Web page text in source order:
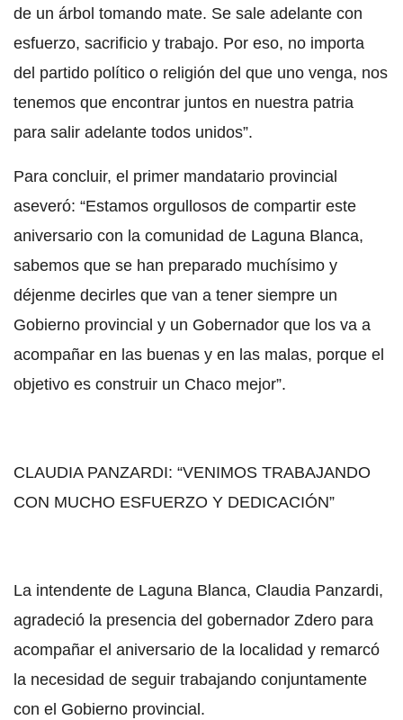
de un árbol tomando mate. Se sale adelante con
esfuerzo, sacrificio y trabajo. Por eso, no importa
del partido político o religión del que uno venga, nos
tenemos que encontrar juntos en nuestra patria
para salir adelante todos unidos”.
Para concluir, el primer mandatario provincial
aseveró: “Estamos orgullosos de compartir este
aniversario con la comunidad de Laguna Blanca,
sabemos que se han preparado muchísimo y
déjenme decirles que van a tener siempre un
Gobierno provincial y un Gobernador que los va a
acompañar en las buenas y en las malas, porque el
objetivo es construir un Chaco mejor”.
CLAUDIA PANZARDI: “VENIMOS TRABAJANDO
CON MUCHO ESFUERZO Y DEDICACIÓN”
La intendente de Laguna Blanca, Claudia Panzardi,
agradeció la presencia del gobernador Zdero para
acompañar el aniversario de la localidad y remarcó
la necesidad de seguir trabajando conjuntamente
con el Gobierno provincial.